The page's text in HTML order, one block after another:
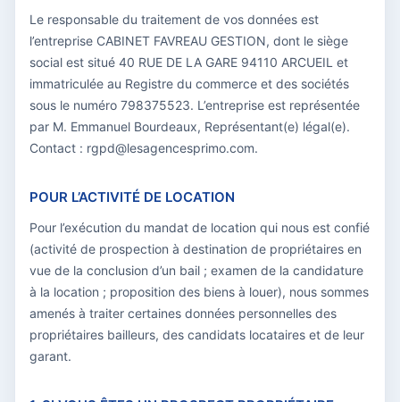
Le responsable du traitement de vos données est
l’entreprise CABINET FAVREAU GESTION, dont le siège
social est situé 40 RUE DE LA GARE 94110 ARCUEIL et
immatriculée au Registre du commerce et des sociétés
sous le numéro 798375523. L’entreprise est représentée
par M. Emmanuel Bourdeaux, Représentant(e) légal(e).
Contact : rgpd@lesagencesprimo.com.
POUR L’ACTIVITÉ DE LOCATION
Pour l’exécution du mandat de location qui nous est confié
(activité de prospection à destination de propriétaires en
vue de la conclusion d’un bail ; examen de la candidature
à la location ; proposition des biens à louer), nous sommes
amenés à traiter certaines données personnelles des
propriétaires bailleurs, des candidats locataires et de leur
garant.